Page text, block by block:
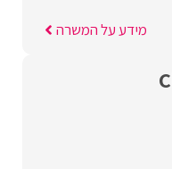
מידע על המשרה